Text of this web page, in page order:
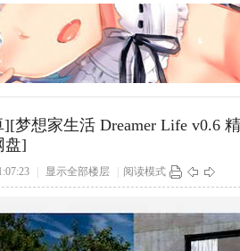
][梦想家生活 Dreamer Life v0.6
盘]
显示全部楼层 阅读模式